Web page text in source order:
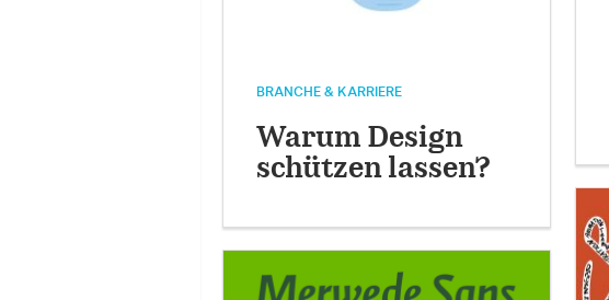
BRANCHE & KARRIERE
Warum Design
schützen lassen?